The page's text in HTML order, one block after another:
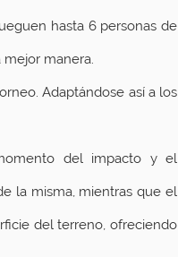
hasta 6 personas de
manera.
Adaptándose así a los
del impacto y el
del terreno, ofreciendo